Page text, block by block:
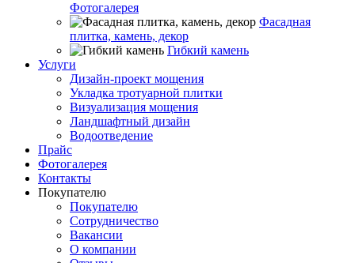
Фотогалерея
Фасадная
плитка, камень, декор
Гибкий камень
Услуги
Дизайн-проект мощения
Укладка тротуарной плитки
Визуализация мощения
Ландшафтный дизайн
Водоотведение
Прайс
Фотогалерея
Контакты
Покупателю
Покупателю
Сотрудничество
Вакансии
О компании